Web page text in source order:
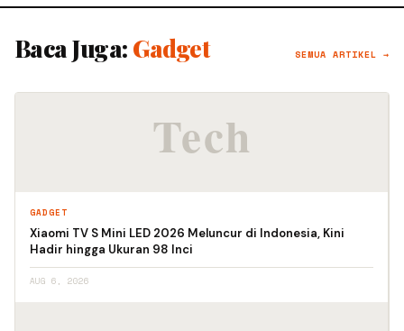
Baca Juga: Gadget SEMUA ARTIKEL →
GADGET
Xiaomi TV S Mini LED 2026 Meluncur di Indonesia, Kini
Hadir hingga Ukuran 98 Inci
AUG 6, 2026